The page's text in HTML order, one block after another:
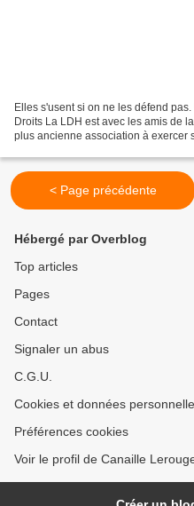
Elles s'usent si on ne les défend
Droits La LDH est avec les amis de
plus ancienne association à exercer
< Page précédente
Hébergé par Overblog
Top articles
Pages
Contact
Signaler un abus
C.G.U.
Cookies et données
Préférences cookies
Voir le profil de Canaille